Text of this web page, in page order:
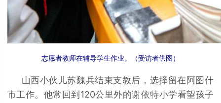
志愿者教师在辅导学生作业。（受访者供图）
山西小伙儿苏魏兵结束支教后，选择留在阿图什
市工作。他常回到120公里外的谢依特小学看望孩子